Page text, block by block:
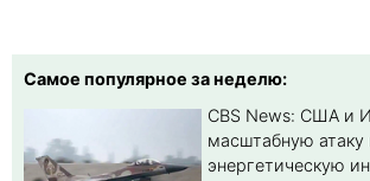
Самое популярное за неделю:
CBS News: США и
масштабную атаку
энергетическую